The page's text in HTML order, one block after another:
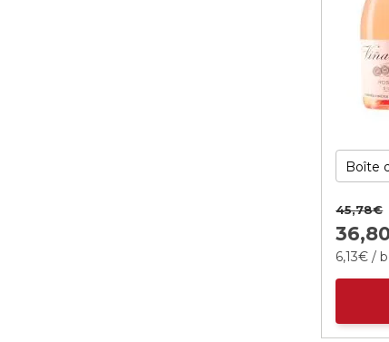
45,78€
36,
6,13€ /